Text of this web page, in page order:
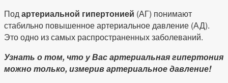
Подартериальной гипертонией (АГ) понимают
стабильно повышен­ное артериальное давление (АД).
Это одно из самых распространенных заболеваний.
Узнать о том, что у Вас артериальная гипертония
можно только, измерив артериальное давление!